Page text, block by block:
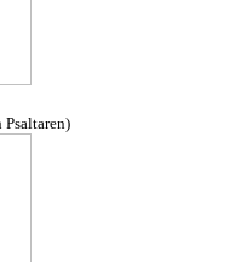
Psaltaren)